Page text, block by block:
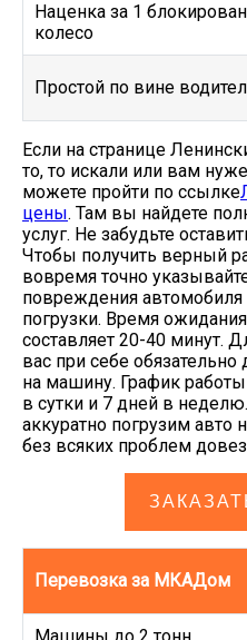
Наценка за 1
колесо
Простой по вине
Если на странице
то, то искали или вам
можете пройти по ссылке
цены. Там вы найдете
услуг. Не забудьте
Чтобы получить верный
вовремя точно
повреждения
погрузки. Время
составляет 20-40 минут.
вас при себе
на машину. График
в сутки и 7 дней в
аккуратно погрузим авто
без всяких проблем
Перевозка за МКАДом